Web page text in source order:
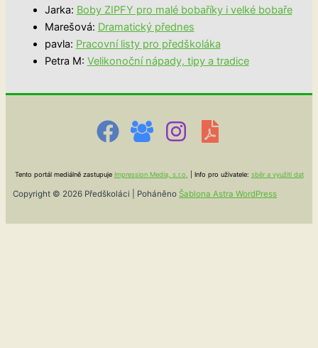
Jarka: Boby ZIPFY pro malé bobaříky i velké bobaře
Marešová: Dramatický přednes
pavla: Pracovní listy pro předškoláka
Petra M: Velikonoční nápady, tipy a tradice
Tento portál mediálně zastupuje Impression Media, s.r.o. | Info pro uživatele: sběr a využití dat
Copyright © 2026 Předškoláci | Poháněno Šablona Astra WordPress